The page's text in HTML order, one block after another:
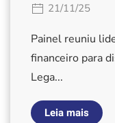
21/11/25
Painel reuniu
financeiro para
Lega...
Leia mais